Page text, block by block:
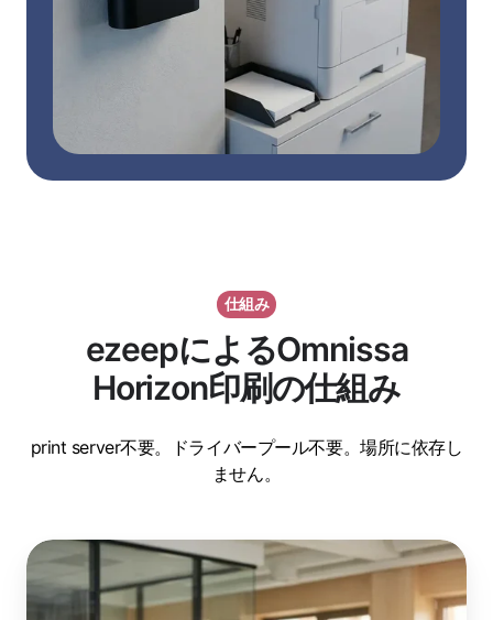
仕組み
ezeepによるOmnissa
Horizon印刷の仕組み
print server不要。ドライバープール不要。場所に依存し
ません。